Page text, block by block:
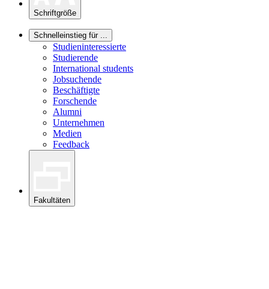
Schriftgröße
Schnelleinstieg für ...
Studieninteressierte
Studierende
International students
Jobsuchende
Beschäftigte
Forschende
Alumni
Unternehmen
Medien
Feedback
Fakultäten